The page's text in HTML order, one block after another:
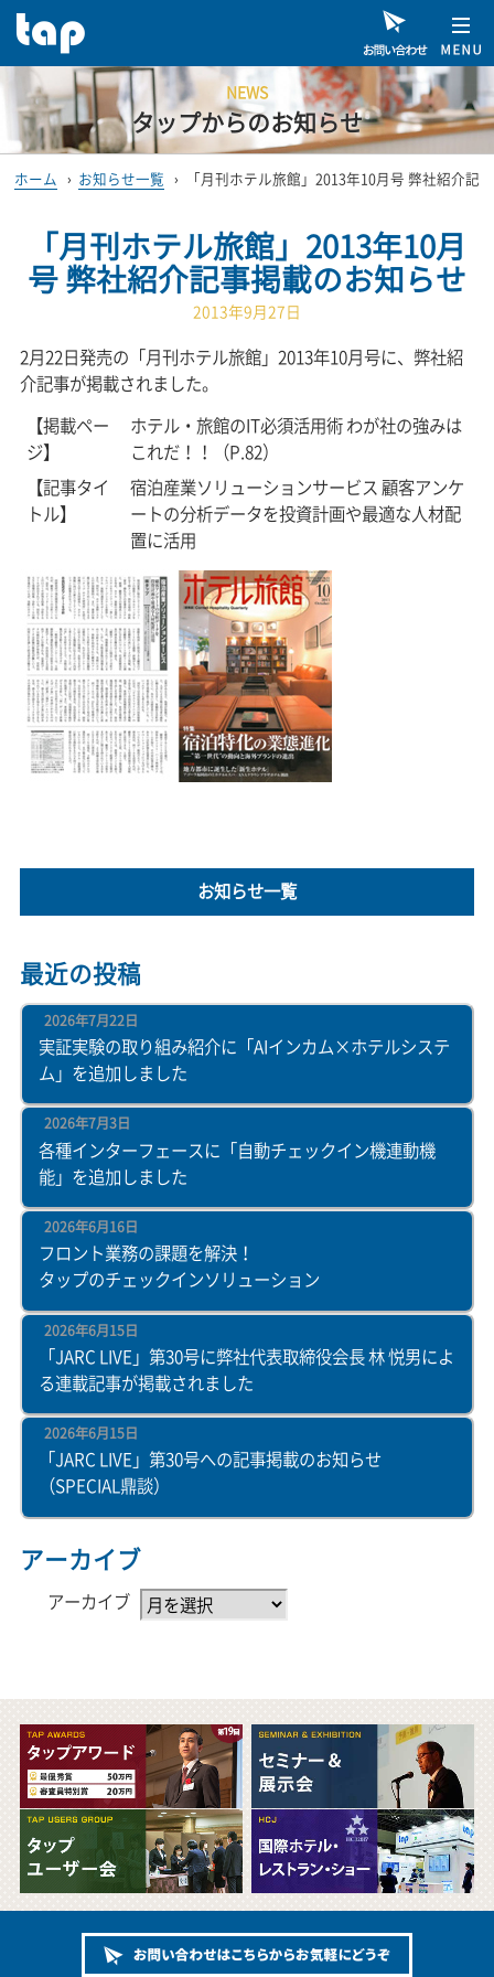
NEWS
タップからのお知らせ
ホーム › お知らせ一覧 › 「月刊ホテル旅館」2013年10月号 弊社紹介記
「月刊ホテル旅館」2013年10月
号 弊社紹介記事掲載のお知らせ
2013年9月27日
2月22日発売の「月刊ホテル旅館」2013年10月号に、弊社紹
介記事が掲載されました。
【掲載ペー
ジ】
ホテル・旅館のIT必須活用術 わが社の強みは
これだ！！（P.82）
【記事タイ
トル】
宿泊産業ソリューションサービス 顧客アンケ
ートの分析データを投資計画や最適な人材配
置に活用
お知らせ一覧
最近の投稿
実証実験の取り組み紹介に「AIインカム×ホテルシステ
ム」を追加しました
2026年7月22日
各種インターフェースに「自動チェックイン機連動機
能」を追加しました
2026年7月3日
フロント業務の課題を解決！
タップのチェックインソリューション
2026年6月16日
「JARC LIVE」第30号に弊社代表取締役会長 林 悦男によ
る連載記事が掲載されました
2026年6月15日
「JARC LIVE」第30号への記事掲載のお知らせ
（SPECIAL鼎談）
2026年6月15日
アーカイブ
アーカイブ